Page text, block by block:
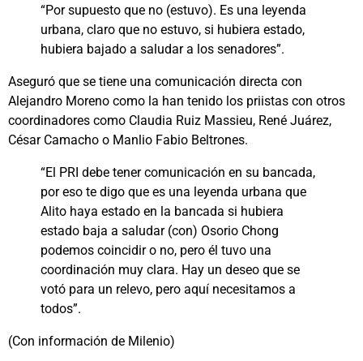
“Por supuesto que no (estuvo). Es una leyenda
urbana, claro que no estuvo, si hubiera estado,
hubiera bajado a saludar a los senadores”.
Aseguró que se tiene una comunicación directa con
Alejandro Moreno como la han tenido los priistas con otros
coordinadores como Claudia Ruiz Massieu, René Juárez,
César Camacho o Manlio Fabio Beltrones.
“El PRI debe tener comunicación en su bancada,
por eso te digo que es una leyenda urbana que
Alito haya estado en la bancada si hubiera
estado baja a saludar (con) Osorio Chong
podemos coincidir o no, pero él tuvo una
coordinación muy clara. Hay un deseo que se
votó para un relevo, pero aquí necesitamos a
todos”.
(Con información de Milenio)